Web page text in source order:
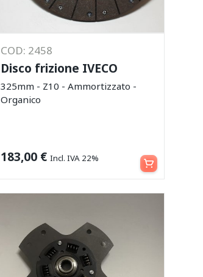
COD: 2458
Disco frizione IVECO
325mm - Z10 - Ammortizzato -
Organico
183,00 € Incl. IVA 22% Aggiungi al carrello